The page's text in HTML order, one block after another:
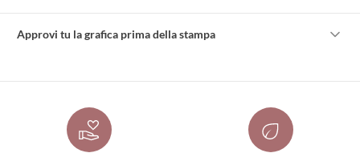
Approvi tu la grafica prima della stampa